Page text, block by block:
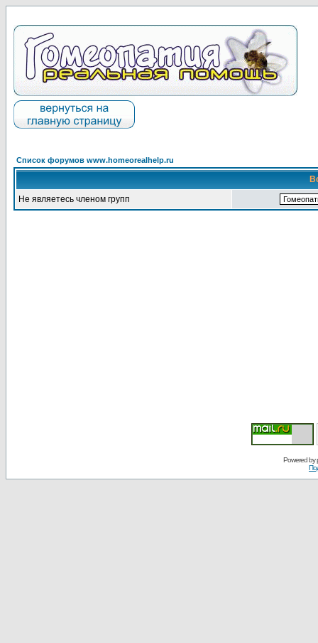
Список форумов www.homeorealhelp.ru
Не являетесь членом групп
Powered by